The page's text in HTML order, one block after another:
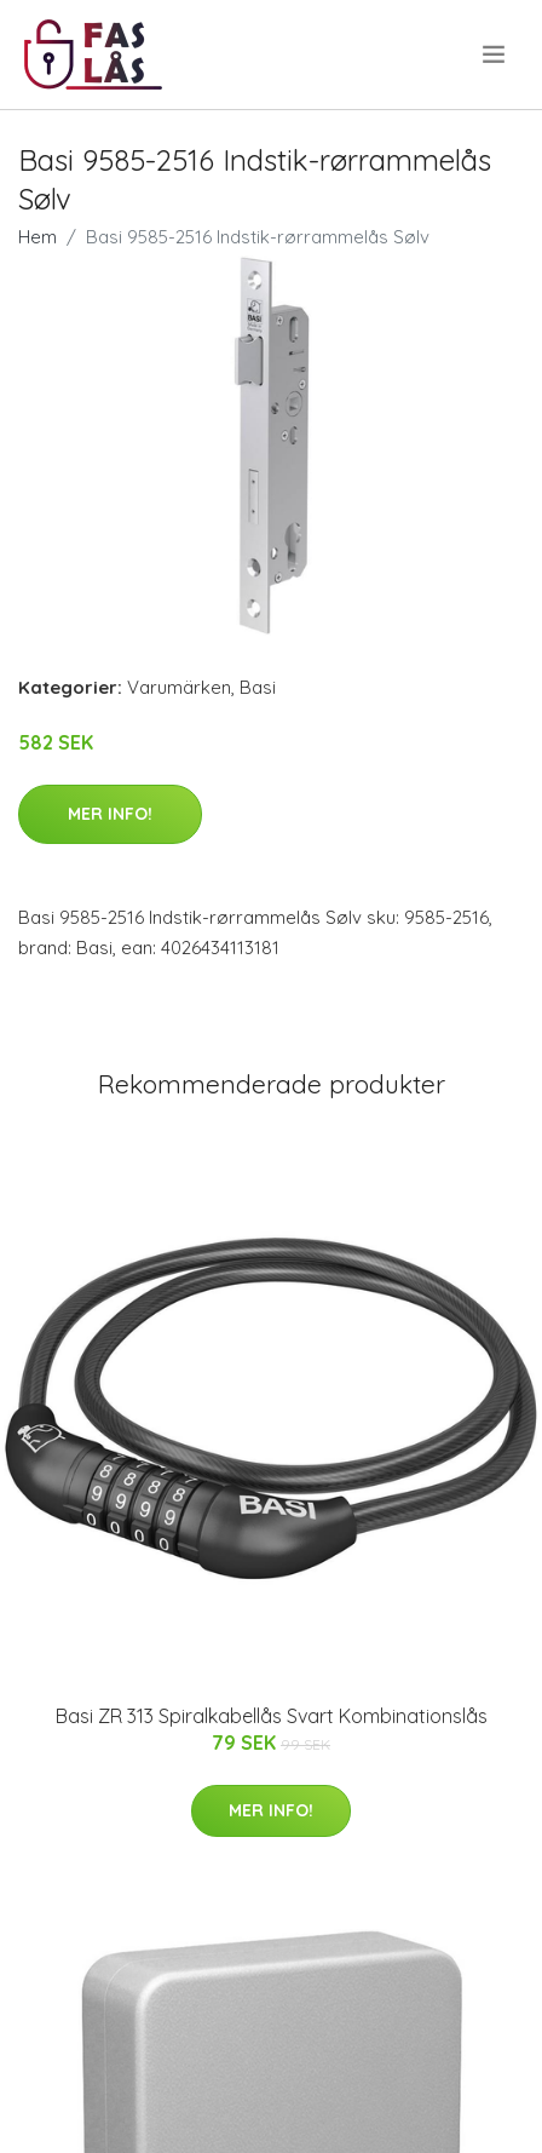
Basi 9585-2516 Indstik-rørrammelås
Sølv
Hem Basi 9585-2516 Indstik-rørrammelås Sølv
Kategorier: Varumärken Basi
582 SEK
MER INFO!
Basi 9585-2516 Indstik-rørrammelås Sølv sku: 9585-2516,
brand: Basi, ean: 4026434113181
Rekommenderade produkter
Basi ZR 313 Spiralkabellås Svart Kombinationslås
79 SEK 99 SEK
MER INFO!